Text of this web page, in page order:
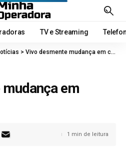
TV e Streaming
> Vivo desmente mudança em central
em
1 min de leitura